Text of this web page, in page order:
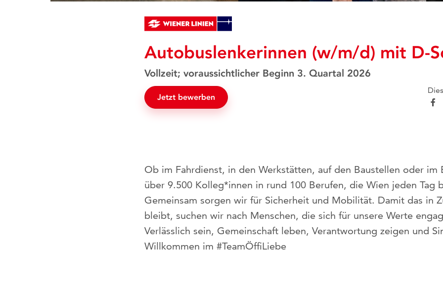
Autobuslenkerinnen (w/m/d) mit D-
Vollzeit; voraussichtlicher Beginn 3. Quartal 2026
Jetzt bewerben
Ob im Fahrdienst, in den Werkstätten, auf den Baustellen oder im
über 9.500 Kolleg*innen in rund 100 Berufen, die Wien jeden Tag
Gemeinsam sorgen wir für Sicherheit und Mobilität. Damit das in
bleibt, suchen wir nach Menschen, die sich für unsere Werte
Verlässlich sein, Gemeinschaft leben, Verantwortung zeigen und
Willkommen im #TeamÖffiLiebe